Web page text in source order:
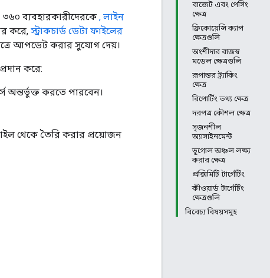
বাজেট এবং পেসিং
ক্ষেত্র
ফ্রিকোয়েন্সি ক্যাপ
ক্ষেত্রগুলি
অংশীদার রাজস্ব
মডেল ক্ষেত্রগুলি
রূপান্তর ট্র্যাকিং
ক্ষেত্র
রিপোর্টিং তথ্য ক্ষেত্র
দরপত্র কৌশল ক্ষেত্র
সৃজনশীল
অ্যাসাইনমেন্ট
ভূগোল অঞ্চল লক্ষ্য
করার ক্ষেত্র
প্রক্সিমিটি টার্গেটিং
কীওয়ার্ড টার্গেটিং
ক্ষেত্রগুলি
বিবেচ্য বিষয়সমূহ
ব্যবহারকারীদেরকে , লাইন
করে, স্ট্রাকচার্ড ডেটা ফাইলের
আপডেট করার সুযোগ দেয়।
করে:
করতে পারবেন।
থেকে তৈরি করার প্রয়োজন